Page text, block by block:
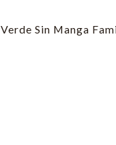
Sin Manga